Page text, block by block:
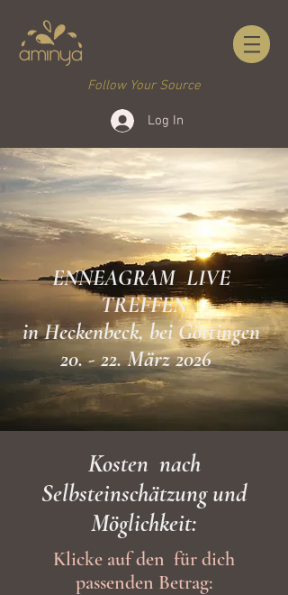
Follow Your Source
Log In
ENNEAGRAMLIVE
TREFFEN
in Heckenbeck, bei Göttingen
20. - 22. März 2026
Kosten nach
Selbsteinschätzung und
Möglichkeit:
Klicke auf den für dich
passenden Betrag: